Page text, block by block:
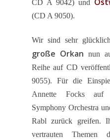
CD A 9042) und
(CD A 9050).
Wir sind sehr
große Orkan nun
Reihe auf CD
9055). Für die
Annette Focks auf
Symphony Orchestra
Rabl zurück greifen.
vertrauten